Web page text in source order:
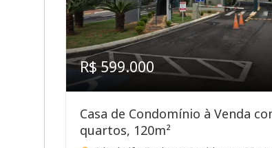
R$ 599.000
Casa de Condomínio à Venda
quartos, 120m²